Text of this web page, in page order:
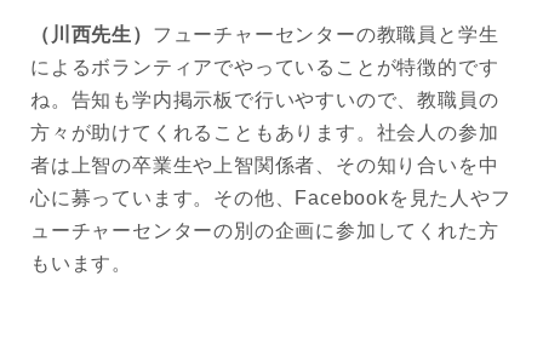
（川西先生） フューチャーセンターの教職員と学生
によるボランティアでやっていることが特徴的です
ね。告知も学内掲示板で行いやすいので、教職員の
方々が助けてくれることもあります。社会人の参加
者は上智の卒業生や上智関係者、その知り合いを中
心に募っています。その他、Facebookを見た人やフ
ューチャーセンターの別の企画に参加してくれた方
もいます。